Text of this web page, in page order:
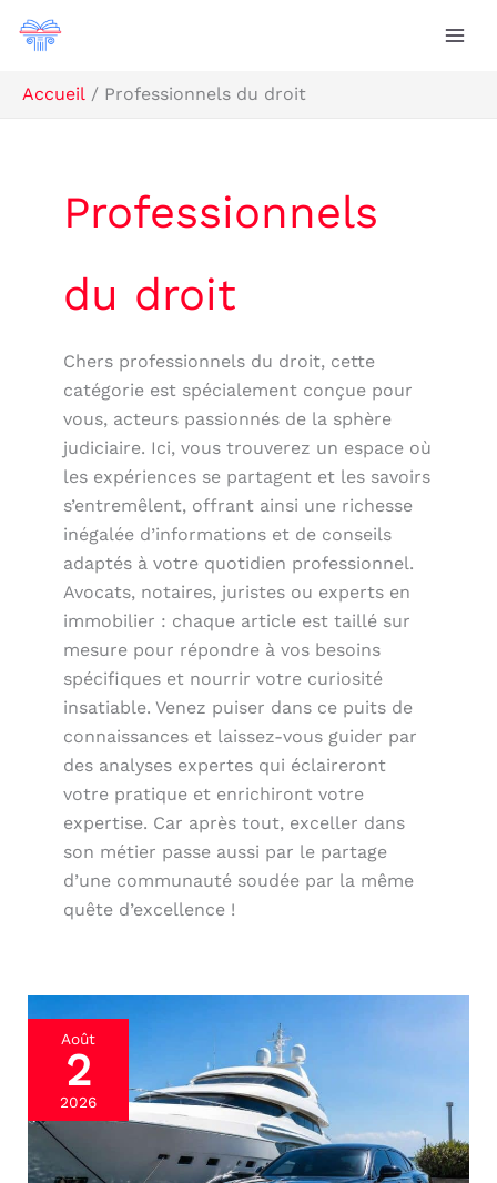
Aller
Accueil Professionnels du droit
Professionnels
du droit
Chers professionnels du droit, cette
catégorie est spécialement conçue pour
vous, acteurs passionnés de la sphère
judiciaire. Ici, vous trouverez un espace où
les expériences se partagent et les savoirs
s’entremêlent, offrant ainsi une richesse
inégalée d’informations et de conseils
adaptés à votre quotidien professionnel.
Avocats, notaires, juristes ou experts en
immobilier : chaque article est taillé sur
mesure pour répondre à vos besoins
spécifiques et nourrir votre curiosité
insatiable. Venez puiser dans ce puits de
connaissances et laissez-vous guider par
des analyses expertes qui éclaireront
votre pratique et enrichiront votre
expertise. Car après tout, exceller dans
son métier passe aussi par le partage
d’une communauté soudée par la même
quête d’excellence !
Août
2
2026
Impôt
sur
les
yachts
R
e
c